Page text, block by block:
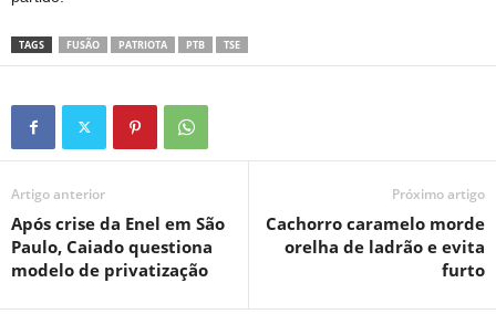
TAGS FUSÃO PATRIOTA PTB TSE
Artigo anterior
Após crise da Enel em São
Paulo, Caiado questiona
modelo de privatização
Próximo artigo
Cachorro caramelo morde
orelha de ladrão e evita
furto